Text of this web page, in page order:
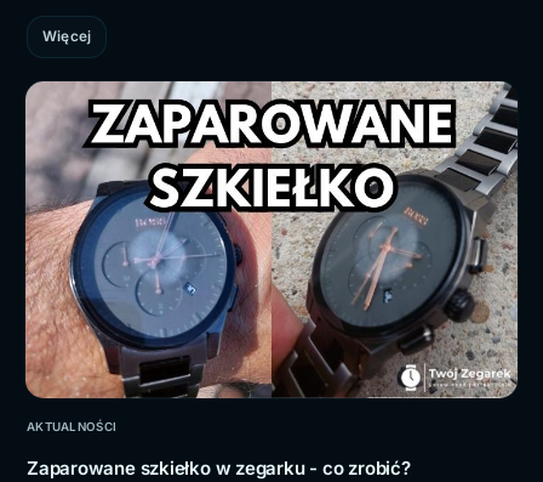
Więcej
AKTUALNOŚCI
Zaparowane szkiełko w zegarku - co zrobić?